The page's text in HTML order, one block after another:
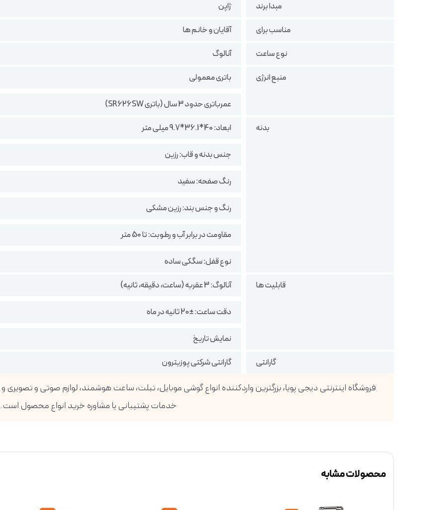
مبدا برند
ژاپن
مناسب برای
آقایان و خانم ها
نوع ساعت
آنالوگ
منبع انرژی
باتری معمولی
عمرباتری حدود 3 سال (باتری SR626SW)
بدنه
ابعاد: 40*36.1*9.7 میلی متر
جنس بدنه و قاب: رزین
رنگ صفحه: سفید
رنگ و جنس بند: رزین مشکی
مقاومت در برابر آب و رطوبت: تا 50 متر
نوع قفل: سگکی ساده
قابلیت ها
آنالوگ: 3 عقربه (ساعت، دقیقه، ثانیه)
دقت ساعت: ±20 ثانیه در ماه
نمایش تاریخ
گارانتی
گارانتی شرکتی پوزیترون
خدمات پشتیبانی یا مشاوره خرید انواع محصول است.
محصولات مشابه